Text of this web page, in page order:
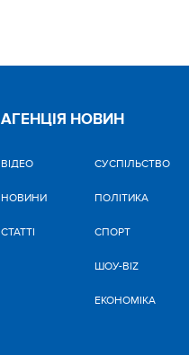
АГЕНЦІЯ НОВИН
ВІДЕО
НОВИНИ
СТАТТІ
CУСПІЛЬСТВО
ПОЛІТИКА
СПОРТ
ШОУ-BIZ
ЕКОНОМІКА